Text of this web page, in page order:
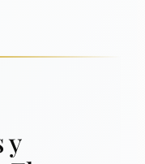
y